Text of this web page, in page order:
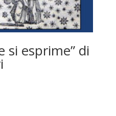
si esprime” di